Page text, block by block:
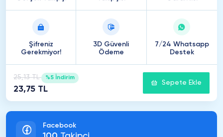
Şifreniz
Gerekmiyor!
3D Güvenli
Ödeme
7/24 Whatsapp
Destek
25,13 TL %5 İndirim
23,75 TL
Sepete Ekle
Facebook